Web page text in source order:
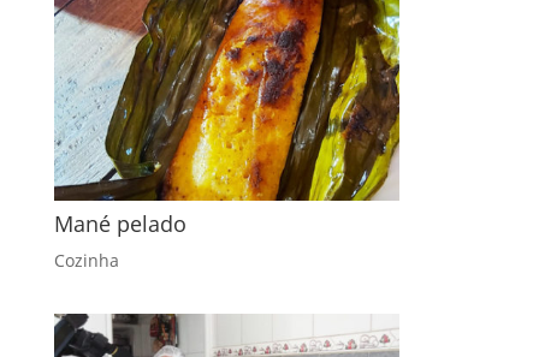
Mané pelado
Cozinha